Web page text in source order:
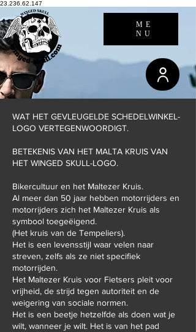
23.236.62.147
ME
NU
WAT HET GEVLEUGELDE SCHEDELWINKEL-
LOGO VERTEGENWOORDIGT.
BETEKENIS VAN HET MALTA KRUIS VAN
HET WINGED SKULL-LOGO.
Bikercultuur en het Maltezer Kruis.
Al meer dan 50 jaar hebben motorrijders en
motorrijders zich het Maltezer Kruis als
symbool toegeëigend.
(Het kruis van de Tempeliers).
Het is een levensstijl waar velen naar
streven, zelfs als ze niet specifiek
motorrijden.
Het Maltezer Kruis voor Fietsers pleit voor
vrijheid, de strijd tegen autoriteit en de
weigering van sociale normen.
Het is een beetje hetzelfde als doen wat je
wilt, wanneer je wilt. Het is van het pad